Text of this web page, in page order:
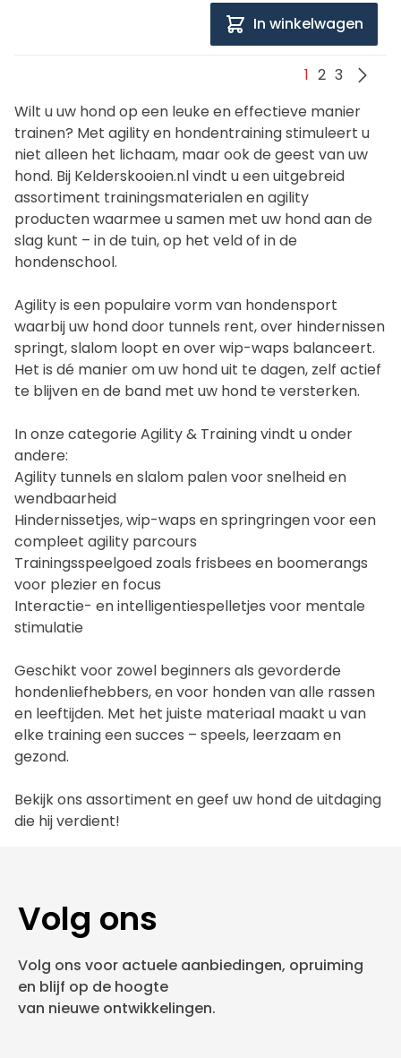
In winkelwagen
1 2 3
Wilt u uw hond op een leuke en effectieve manier
trainen? Met agility en hondentraining stimuleert u
niet alleen het lichaam, maar ook de geest van uw
hond. Bij Kelderskooien.nl vindt u een uitgebreid
assortiment trainingsmaterialen en agility
producten waarmee u samen met uw hond aan de
slag kunt – in de tuin, op het veld of in de
hondenschool.
Agility is een populaire vorm van hondensport
waarbij uw hond door tunnels rent, over hindernissen
springt, slalom loopt en over wip-waps balanceert.
Het is dé manier om uw hond uit te dagen, zelf actief
te blijven en de band met uw hond te versterken.
In onze categorie Agility & Training vindt u onder
andere:
Agility tunnels en slalom palen voor snelheid en
wendbaarheid
Hindernissetjes, wip-waps en springringen voor een
compleet agility parcours
Trainingsspeelgoed zoals frisbees en boomerangs
voor plezier en focus
Interactie- en intelligentiespelletjes voor mentale
stimulatie
Geschikt voor zowel beginners als gevorderde
hondenliefhebbers, en voor honden van alle rassen
en leeftijden. Met het juiste materiaal maakt u van
elke training een succes – speels, leerzaam en
gezond.
Bekijk ons assortiment en geef uw hond de uitdaging
die hij verdient!
Volg ons
Volg ons voor actuele aanbiedingen, opruiming
en blijf op de hoogte
van nieuwe ontwikkelingen.